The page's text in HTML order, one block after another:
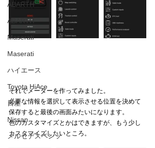
ABARTH
ABARTH
Maserati
Maserati
ハイエース
Toyota HiAce
日産
Nissan
メルセデスベンツ
それでメーターを作ってみました。
必要な情報を選択して表示させる位置を決めて
保存すると最後の画面みたいになります。
色のカスタマイズとかはできますが、もう少し
カスタマイズしたいところ。